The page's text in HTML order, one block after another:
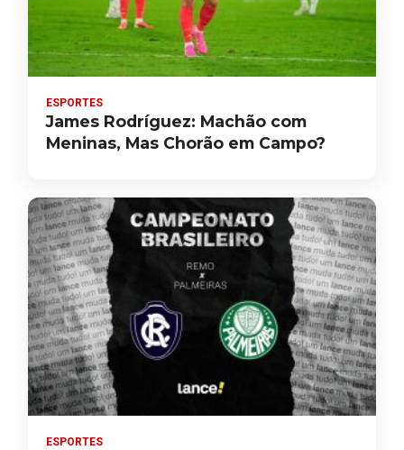
ESPORTES
James Rodríguez: Machão com
Meninas, Mas Chorão em Campo?
ESPORTES